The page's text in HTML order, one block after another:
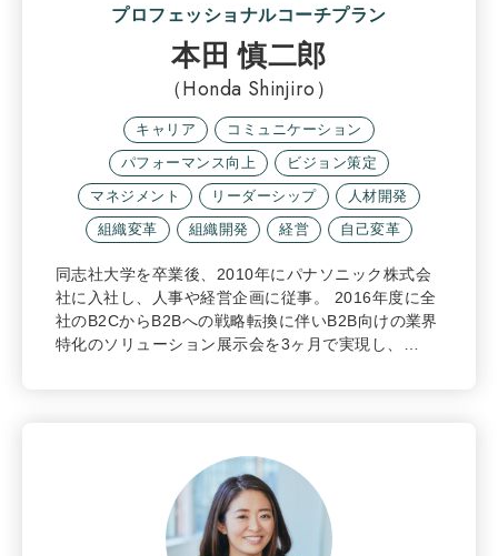
プロフェッショナルコーチプラン
本田 慎二郎
（Honda Shinjiro）
キャリア
コミュニケーション
パフォーマンス向上
ビジョン策定
マネジメント
リーダーシップ
人材開発
組織変革
組織開発 経営 自己変革
同志社大学を卒業後、2010年にパナソニック株式会
社に入社し、人事や経営企画に従事。 2016年度に全
社のB2CからB2Bへの戦略転換に伴いB2B向けの業界
特化のソリューション展示会を3ヶ月で実現し、…